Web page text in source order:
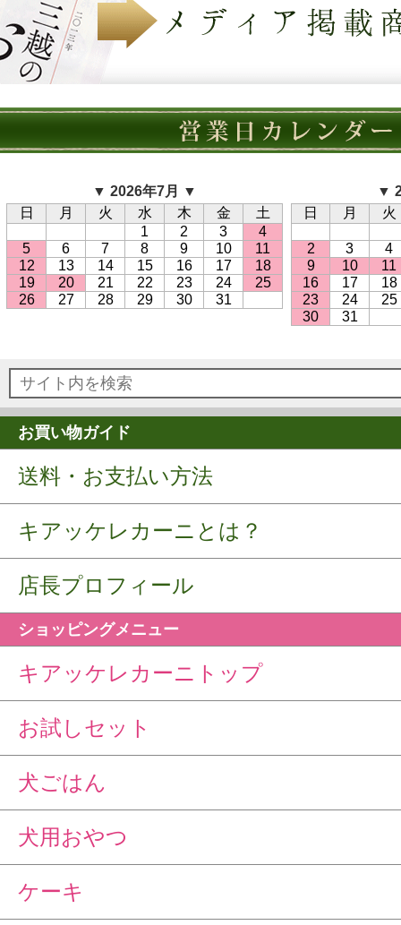
▼ 2026年7月 ▼
日
月 火 水 木 金
土
1
2 3
4
5
6 7 8 9 10
11
12
13 14 15 16 17
18
19
20 21 22 23 24
25
26
27 28 29 30 31
▼
日
月 火
2 3
4
9
10
11
16
17
18
23
24
25
30
31
お買い物ガイド
送料・お支払い方法
キアッケレカーニとは？
店長プロフィール
ショッピングメニュー
キアッケレカーニトップ
お試しセット
犬ごはん
犬用おやつ
ケーキ